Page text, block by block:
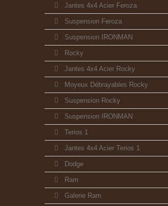
Jantes 4x4 Acier Feroza
Suspension Feroza
Suspension IRONMAN
Rocky
Jantes 4x4 Acier Rocky
Moyeux Débrayables Rocky
Suspension Rocky
Suspension IRONMAN
Terios 1
Jantes 4x4 Acier Terios 1
Dodge
Ram
Galerie Ram